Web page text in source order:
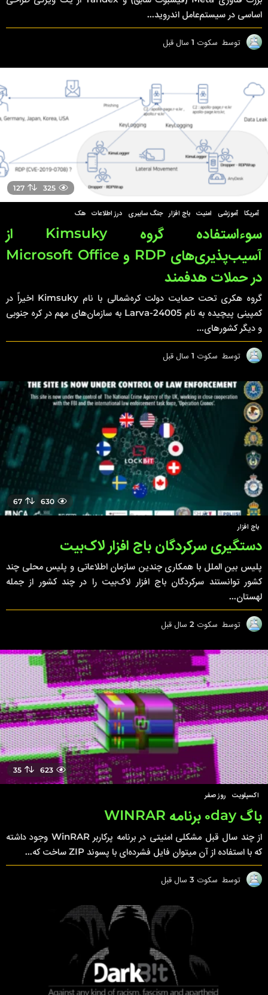
اساسی در سیستم‌عامل اندروید...
توسط سکوت 1 سال قبل
ق
ب
ل
325
127
آمریکا ,
آموزشی ,
امنیت ,
باج افزار ,
جنگ سایبری ,
درز اطلاعات ,
هک
سوءاستفاده گروه Kimsuky از
آسیب‌پذیری‌های RDP و Microsoft Office
در حملات هدفمند
گروه هکری تحت حمایت دولت کره‌شمالی با نام Kimsuky اخیراً در
کمپینی پیچیده به نام Larva-24005 به سازمان‌های مهم در کره جنوبی
و دیگر کشورهای...
توسط سکوت 1 سال قبل
ل
ق
ل
630
67
باج افزار
دستگیری سرکردگان باج افزار لاک‌بیت
پلیس بین الملل با همکاری چندین سازمان اطلاعاتی و پلیس محلی چند
کشور توانستند سرکردگان باج افزار لاک‌بیت را در چند کشور از جمله
لهستان...
توسط سکوت 2 سال قبل
ل
ب
ل
623
35
اکسپلویت ,
روز صفر
باگ ۰day برنامه WINRAR
از چند سال قبل مشکلی امنیتی در برنامه پرکاربر WinRAR وجود داشته
که با استفاده از آن میتوان فایل فشرده‌ای با پسوند ZIP ساخت که...
توسط سکوت 3 سال قبل
ل
ق
ل